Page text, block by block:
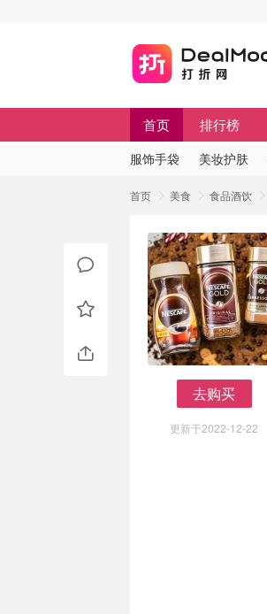
首页 排行榜
服饰手袋 美妆护肤
首页 美食 食品酒饮
去购买
更新于2022-12-22